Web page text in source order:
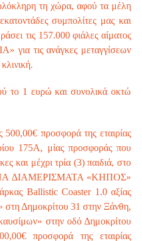
τη χώρα, αφού τα μέλη
συμπολίτες μας και
τις 157.000 φιάλες αίματος
για τις ανάγκες μεταγγίσεων
το 1 ευρώ και συνολικά οκτώ
προσφορά της εταιρίας
175Α, μίας προσφοράς που
και μέχρι τρία (3) παιδιά, στο
ΔΙΑΜΕΡΙΣΜΑΤΑ «ΚΗΠΟΣ»
Ballistic Coaster 1.0 αξίας
Δημοκρίτου 31 στην Ξάνθη,
στην οδό Δημοκρίτου
προσφορά της εταιρίας